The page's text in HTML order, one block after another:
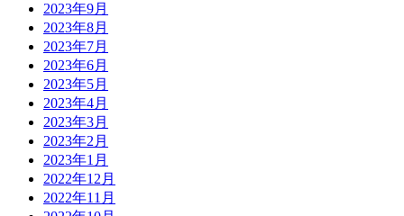
2023年9月
2023年8月
2023年7月
2023年6月
2023年5月
2023年4月
2023年3月
2023年2月
2023年1月
2022年12月
2022年11月